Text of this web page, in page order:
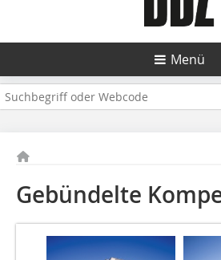
Menü
Gebündelte